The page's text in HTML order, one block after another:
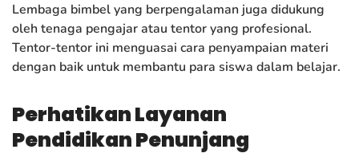
Lembaga bimbel yang berpengalaman juga didukung
oleh tenaga pengajar atau tentor yang profesional.
Tentor-tentor ini menguasai cara penyampaian materi
dengan baik untuk membantu para siswa dalam belajar.
Perhatikan Layanan
Pendidikan Penunjang